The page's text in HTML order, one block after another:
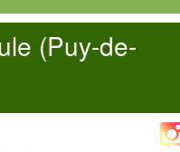
(Puy-de-